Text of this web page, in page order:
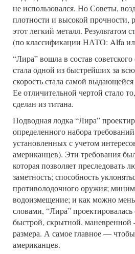
не использовался. Но Советы,
плотности и высокой прочности,
этот легкий металл. Результатом
(по классификации НАТО: Alfa
“Лира” вошла в состав
стала одной из быстрейших за
скорость стала самой
Ее отличительной чертой стало
сделан из титана.
Подводная лодка “Лира”
определенного набора
установленных с учетом
американцев). Эти требования
которая позволяет преследовать
заметность; способность
противолодочного оружия;
водоизмещение; и как можно
словами, “Лира”
быстрой, скрытной,
размера. А самое главное —
американцев.